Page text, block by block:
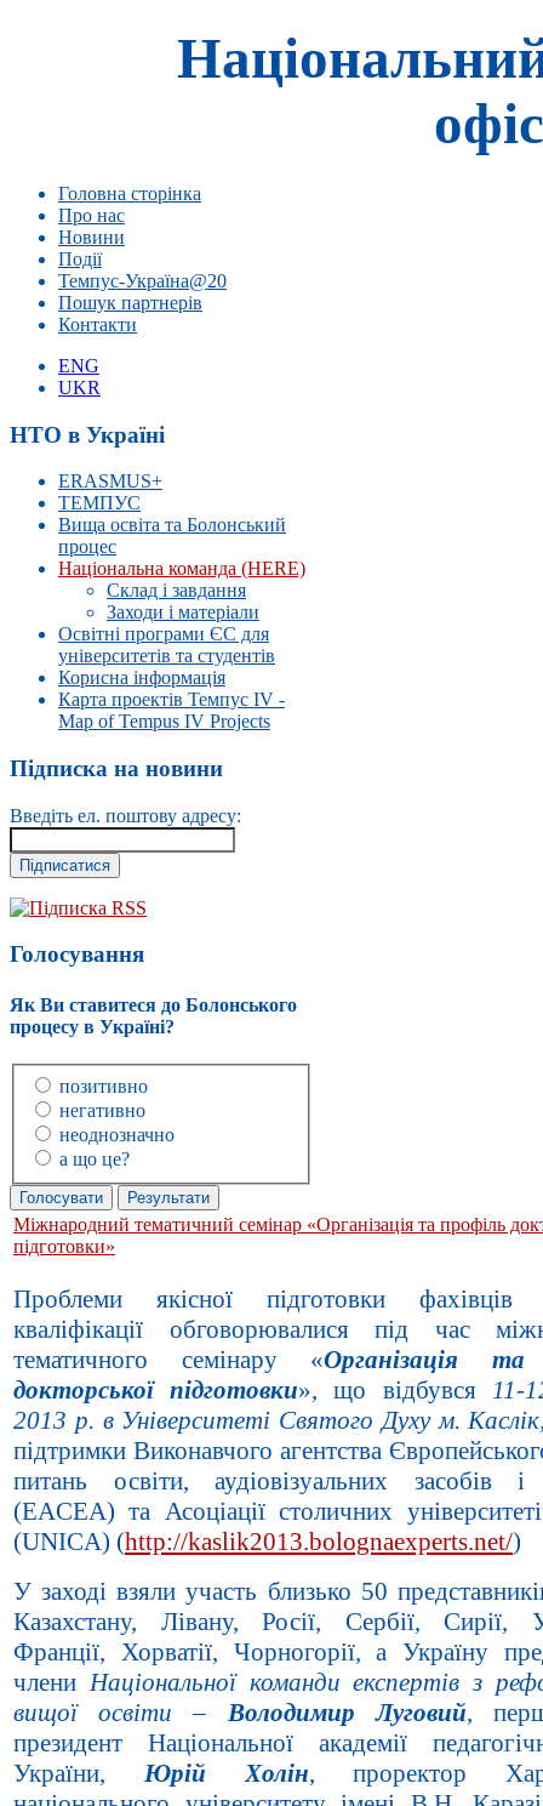
Головна сторінка
Про нас
Новини
Події
Темпус-Україна@20
Пошук партнерів
Контакти
ENG
UKR
НТО в Україні
ERASMUS+
ТЕМПУС
Вища освіта та Болонський
процес
Національна команда (HERE)
Склад і завдання
Заходи і матеріали
Освітні програми ЄС для
університетів та студентів
Корисна інформація
Карта проектів Темпус IV -
Map of Tempus IV Projects
Підписка на новини
Введіть ел. поштову адресу:
Підписка RSS
Голосування
Як Ви ставитеся до Болонського
процесу в Україні?
позитивно
негативно
неоднозначно
а що це?
Міжнародний тематичний семінар «Організація та профіль
підготовки»
Проблеми якісної підготовки фахівців
кваліфікації обговорювалися під час
тематичного семінару «Організація та
докторської підготовки», що відбувся 11-
2013 р. в Університеті Святого Духу м.
підтримки Виконавчого агентства
питань освіти, аудіовізуальних засобів і
(EACEA) та Асоціації столичних
(UNICA) (http://kaslik2013.bolognaexperts.net/)
У заході взяли участь близько 50
Казахстану, Лівану, Росії, Сербії, Сирії,
Франції, Хорватії, Чорногорії, а Україну
члени Національної команди експертів з
вищої освіти – Володимир Луговий,
президент Національної академії
України, Юрій Холін, проректор